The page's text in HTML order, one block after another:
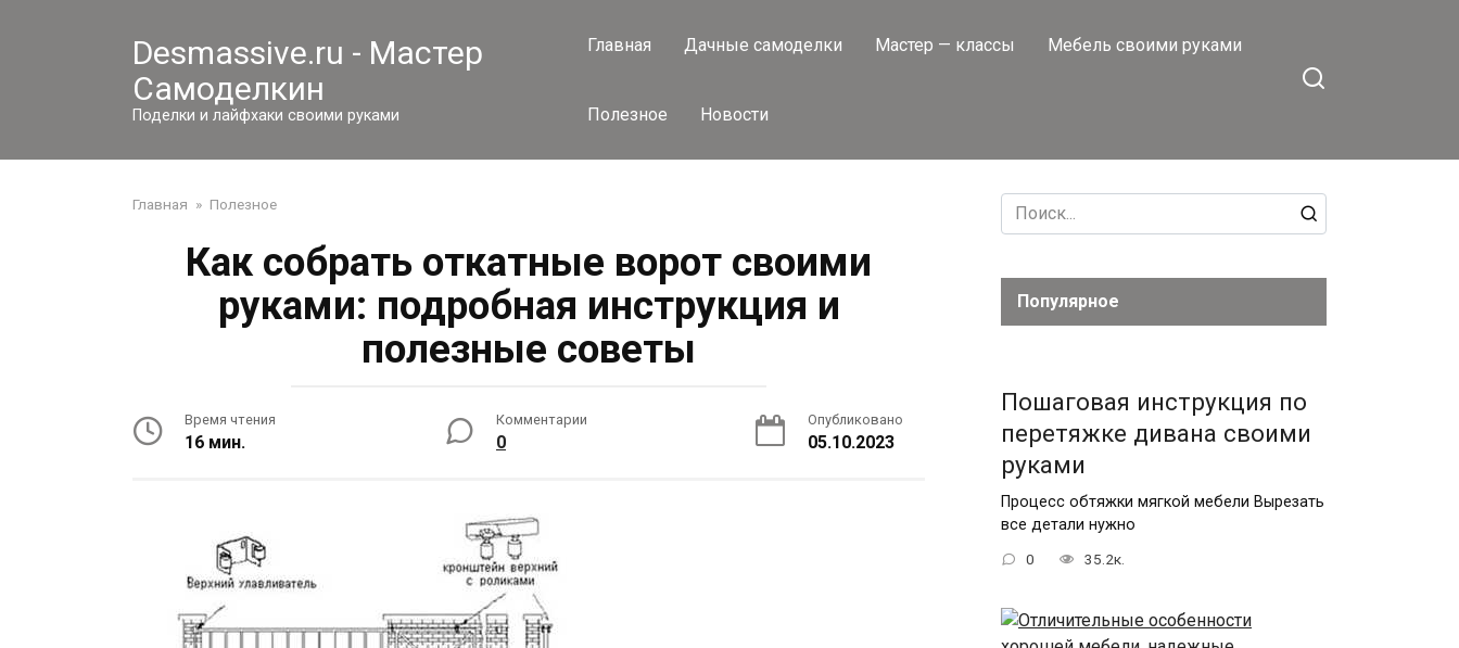
Desmassive.ru - Мастер
Самоделкин
Поделки и лайфхаки своими руками
Главная Дачные самоделки Мастер — классы Мебель своими руками
Полезное Новости
Главная » Полезное
Как собрать откатные ворот своими
руками: подробная инструкция и
полезные советы
Время чтения
16 мин.
Комментарии
0
Опубликовано
05.10.2023
Search
for:
Популярное
Пошаговая инструкция по
перетяжке дивана своими
руками
Процесс обтяжки мягкой мебели Вырезать
все детали нужно
0 35.2к.